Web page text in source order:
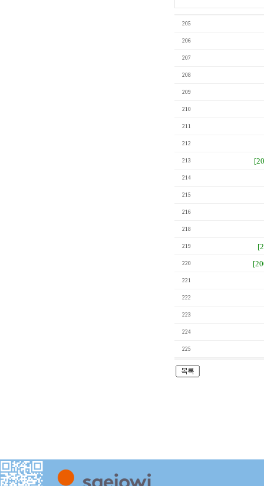
205
206
207
208
209
210
211
212
213
214
215
216
218
219
220
221
222
223
224
225